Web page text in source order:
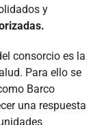
y
consorcio es la
Para ello se
Barco
una respuesta